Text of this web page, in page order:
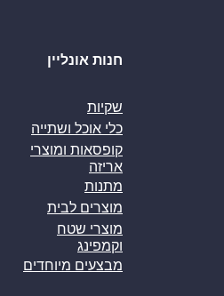
חנות אונליין
שקיות
כלי אוכל ושתייה
קופסאות ומוצרי
אריזה
מתנות
מוצרים לבית
מוצרי שטח
וקמפינג
מבצעים מיוחדים